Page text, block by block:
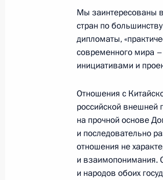
26 января 2004
Начало встречи с
Пауэллом
Вступительное
26 января 2004 года,
Мы заинтересованы
стран по
дипломаты,
современного мира
инициативами и
Отношения с
российской внешней
на прочной основе
и последовательно
отношения не
и взаимопонимания.
и народов обоих